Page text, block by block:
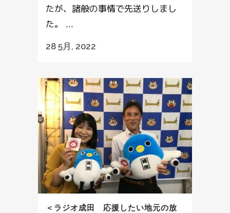
たが、諸般の事情で先送りしまし
た。 ...
28 5月, 2022
＜ラジオ成田 応援したい地元の放